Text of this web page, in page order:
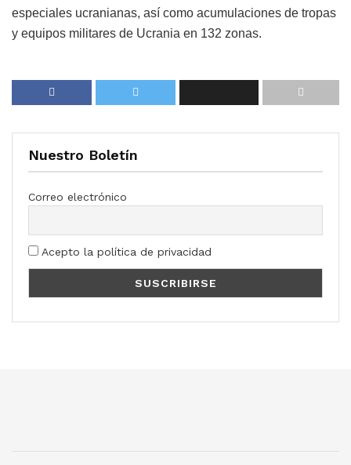
especiales ucranianas, así como acumulaciones de tropas
y equipos militares de Ucrania en 132 zonas.
Nuestro Boletín
Correo electrónico
Acepto la política de privacidad